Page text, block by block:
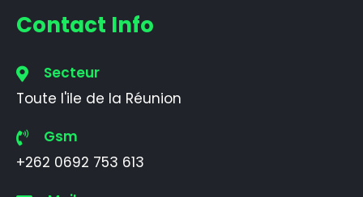
Contact Info
Secteur
Toute l'ile de la Réunion
Gsm
+262 0692 753 613